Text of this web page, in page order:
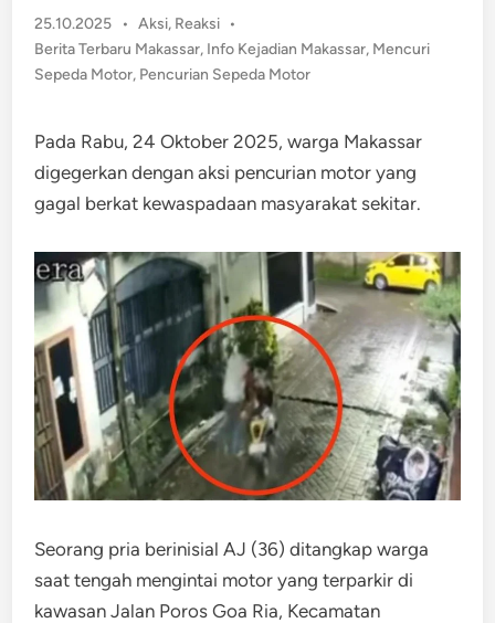
25.10.2025 • Posted
in
Aksi, Reaksi •
Berita Terbaru Makassar, Info Kejadian Makassar, Mencuri
Sepeda Motor, Pencurian Sepeda Motor
Pada Rabu, 24 Oktober 2025, warga Makassar
digegerkan dengan aksi pencurian motor yang
gagal berkat kewaspadaan masyarakat sekitar.
Seorang pria berinisial AJ (36) ditangkap warga
saat tengah mengintai motor yang terparkir di
kawasan Jalan Poros Goa Ria, Kecamatan